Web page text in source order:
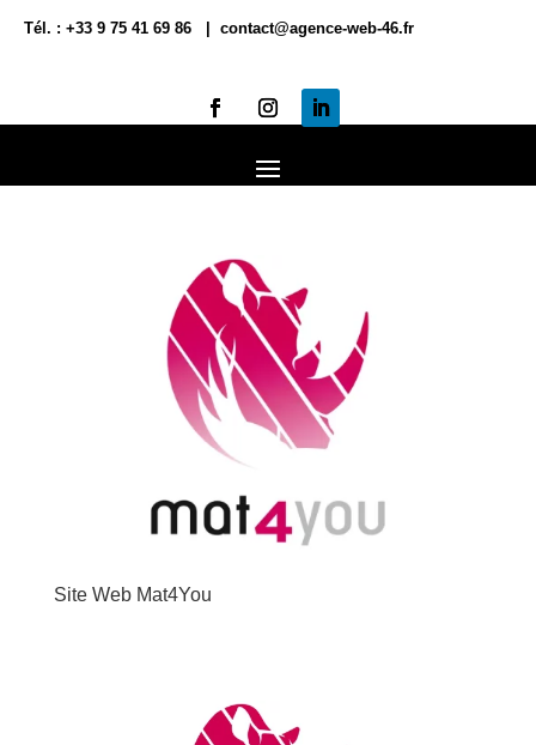
Tél. : +33 9 75 41 69 86 | contact@agence-web-46.fr
Site Web Mat4You